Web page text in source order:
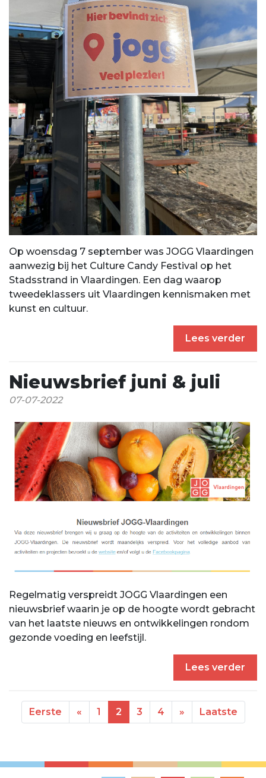
Op woensdag 7 september was JOGG Vlaardingen
aanwezig bij het Culture Candy Festival op het
Stadsstrand in Vlaardingen. Een dag waarop
tweedeklassers uit Vlaardingen kennismaken met
kunst en cultuur.
Lees verder
Nieuwsbrief juni & juli
07-07-2022
Regelmatig verspreidt JOGG Vlaardingen een
nieuwsbrief waarin je op de hoogte wordt gebracht
van het laatste nieuws en ontwikkelingen rondom
gezonde voeding en leefstijl.
Lees verder
Eerste «Previous
1 2 3 4 »NextLaatste